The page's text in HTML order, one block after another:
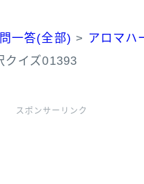
一答(全部) > アロマハ
クイズ01393
スポンサーリンク